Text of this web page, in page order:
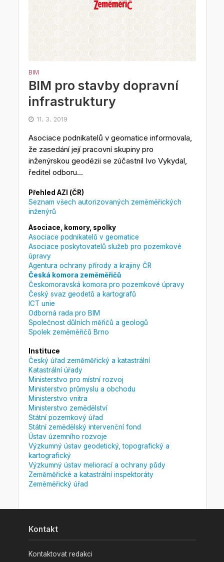
BIM
BIM pro stavby dopravní
infrastruktury
11. 3. 2019
Asociace podnikatelů v geomatice informovala,
že zasedání její pracovní skupiny pro
inženýrskou geodézii se zúčastnil Ivo Vykydal,
ředitel odboru...
Přehled AZI (ČR)
Seznam všech autorizovaných zeměměřických
inženýrů
Asociace, komory, spolky
Asociace podnikatelů v geomatice
Asociace poskytovatelů služeb pro pozemkové
úpravy
Agentura ochrany přírody a krajiny ČR
Česká komora zeměměřičů
Českomoravská komora pro pozemkové úpravy
Český svaz geodetů a kartografů
ICT unie
Odborná rada pro BIM
Společnost důlních měřičů a geologů
Spolek zeměměřičů Brno
Instituce
Český úřad zeměměřický a katastrální
Katastrální úřady
Ministerstvo pro místní rozvoj
Ministerstvo průmyslu a obchodu
Ministerstvo vnitra
Ministerstvo zemědělství
Státní pozemkový úřad
Státní zemědělský intervenční fond
Ústav územního rozvoje
Výzkumný ústav geodetický, topografický a
kartografický
Výzkumný ústav meliorací a ochrany půdy
Zeměměřické a katastrální inspektoráty
Zeměměřický úřad
Kontakt
Kontaktovat redakci